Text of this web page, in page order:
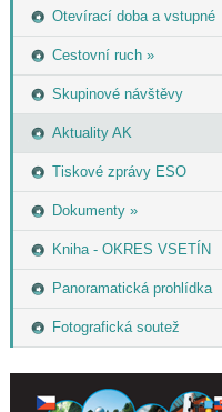
Otevírací doba a vstupné
Cestovní ruch »
Skupinové návštěvy
Aktuality AK
Tiskové zprávy ESO
Dokumenty »
Kniha - OKRES VSETÍN
Panoramatická prohlídka
Fotografická soutež